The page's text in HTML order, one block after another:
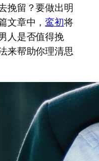
挽留？要做出明
文章中，鸾初将
人是否值得挽
来帮助你理清思